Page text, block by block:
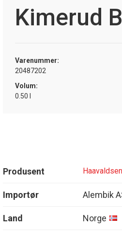
Kimerud
Varenummer:
20487202
Volum:
0.50 l
Produsent
Importør Alembik
Land Norge